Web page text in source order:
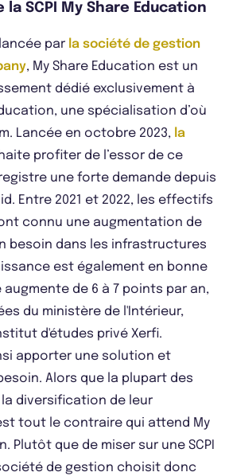
la SCPI My Share Education
par la société de gestion
, My Share Education est un
dédié exclusivement à
une spécialisation d’où
Lancée en octobre 2023, la
profiter de l’essor de ce
une forte demande depuis
Entre 2021 et 2022, les effectifs
connu une augmentation de
besoin dans les infrastructures
est également en bonne
augmente de 6 à 7 points par an,
du ministère de l'Intérieur,
d'études privé Xerfi.
apporter une solution et
Alors que la plupart des
la diversification de leur
tout le contraire qui attend My
Plutôt que de miser sur une SCPI
de gestion choisit donc